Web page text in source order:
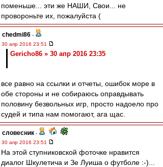
поменьше... эти же НАШИ, Свои... не
провороньте их, пожалуйста (
chedmi86 -
30 апр 2016 23:51
Gericho86 » 30 апр 2016 23:35
все равно на ссылки и отчеты, ошибок море в
обе стороны и не собираюсь оправдывать
половину безвольных игр, просто надоело про
судей и типа нам помогают, ага щас.
словесник -
30 апр 2016 23:51
На этой ступниковской фоточке нравится
диалог Шкулетича и Зе Луиша о футболе :-)...